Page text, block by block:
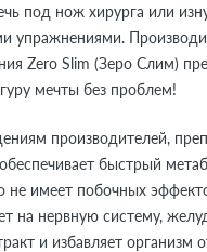
под нож хирурга или
упражнениями.
Zero Slim (Зеро Слим)
мечты без проблем!
производителей,
быстрый
не имеет побочных
на нервную систему,
и избавляет организм